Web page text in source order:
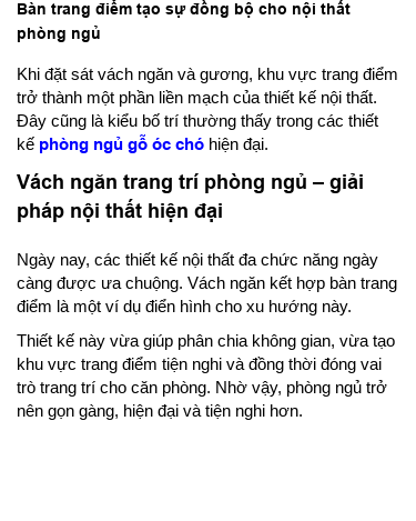
Bàn trang điểm tạo sự đồng bộ cho nội thất
phòng ngủ
Khi đặt sát vách ngăn và gương, khu vực trang điểm
trở thành một phần liền mạch của thiết kế nội thất.
Đây cũng là kiểu bố trí thường thấy trong các thiết
kế phòng ngủ gỗ óc chó hiện đại.
Vách ngăn trang trí phòng ngủ – giải
pháp nội thất hiện đại
Ngày nay, các thiết kế nội thất đa chức năng ngày
càng được ưa chuộng. Vách ngăn kết hợp bàn trang
điểm là một ví dụ điển hình cho xu hướng này.
Thiết kế này vừa giúp phân chia không gian, vừa tạo
khu vực trang điểm tiện nghi và đồng thời đóng vai
trò trang trí cho căn phòng. Nhờ vậy, phòng ngủ trở
nên gọn gàng, hiện đại và tiện nghi hơn.